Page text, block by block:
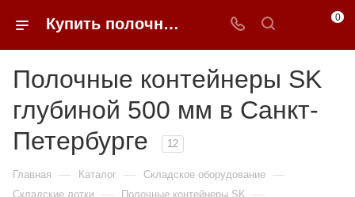
Купить полочные контейнеры sk глубиной 500 мм в Санкт-Петербурге недорого | 0FFER 0
Полочные контейнеры SK
глубиной 500 мм в Санкт-
Петербурге
12
Главная — Каталог — Складское оборудование —
Складские лотки — Полочные контейнеры SK —